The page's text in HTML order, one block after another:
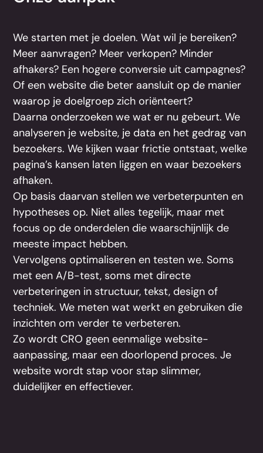
We starten met je doelen. Wat wil je bereiken?
Meer aanvragen? Meer verkopen? Minder
afhakers? Een hogere conversie uit campagnes?
Of een website die beter aansluit op de manier
waarop je doelgroep zich oriënteert?
Daarna onderzoeken we wat er nu gebeurt. We
analyseren je website, je data en het gedrag van
bezoekers. We kijken waar frictie ontstaat, welke
pagina’s kansen laten liggen en waar bezoekers
afhaken.
Op basis daarvan stellen we verbeterpunten en
hypotheses op. Niet alles tegelijk, maar met
focus op de onderdelen die waarschijnlijk de
meeste impact hebben.
Vervolgens optimaliseren en testen we. Soms
met een A/B-test, soms met directe
verbeteringen in structuur, tekst, design of
techniek. We meten wat werkt en gebruiken die
inzichten om verder te verbeteren.
Zo wordt CRO geen eenmalige website-
aanpassing, maar een doorlopend proces. Je
website wordt stap voor stap slimmer,
duidelijker en effectiever.